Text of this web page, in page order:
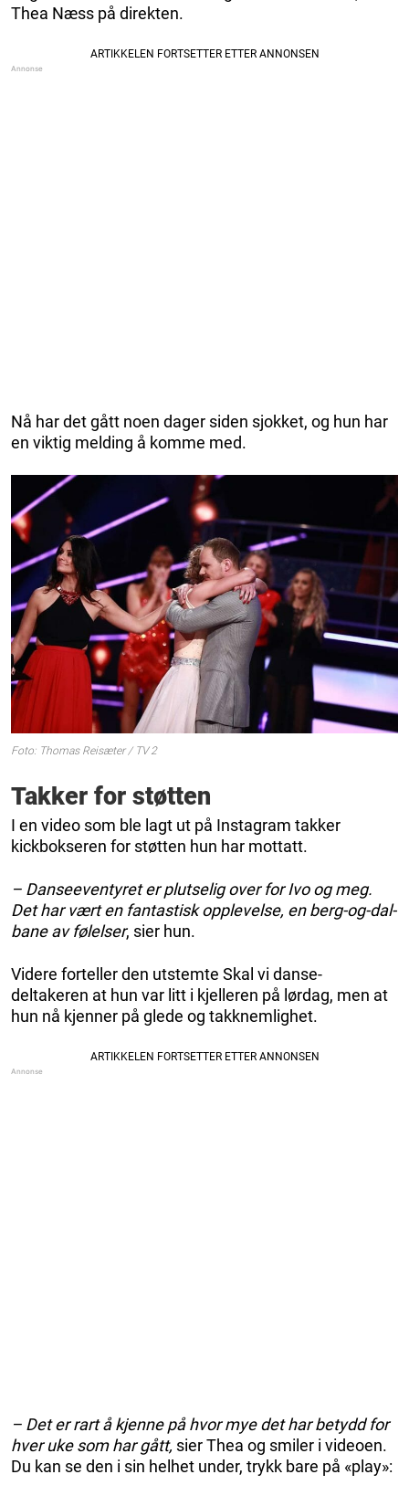
Thea Næss på direkten.
Nå har det gått noen dager siden sjokket, og hun har
en viktig melding å komme med.
Foto: Thomas Reisæter / TV 2
Takker for støtten
I en video som ble lagt ut på Instagram takker
kickbokseren for støtten hun har mottatt.
– Danseeventyret er plutselig over for Ivo og meg.
Det har vært en fantastisk opplevelse, en berg-og-dal-
bane av følelser, sier hun.
Videre forteller den utstemte Skal vi danse-
deltakeren at hun var litt i kjelleren på lørdag, men at
hun nå kjenner på glede og takknemlighet.
– Det er rart å kjenne på hvor mye det har betydd for
hver uke som har gått, sier Thea og smiler i videoen.
Du kan se den i sin helhet under, trykk bare på «play»: